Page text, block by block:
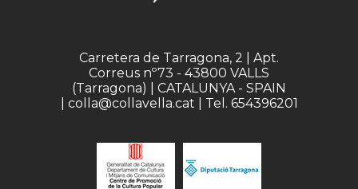
Carretera de Tarragona, 2 | Apt.
Correus nº73 - 43800 VALLS
(Tarragona) | CATALUNYA - SPAIN
| colla@collavella.cat | Tel. 654396201